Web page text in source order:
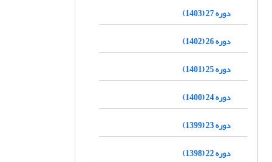
دوره 27 (1403)
دوره 26 (1402)
دوره 25 (1401)
دوره 24 (1400)
دوره 23 (1399)
دوره 22 (1398)